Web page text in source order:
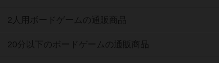
2人用ボードゲームの通販商品
20分以下のボードゲームの通販商品